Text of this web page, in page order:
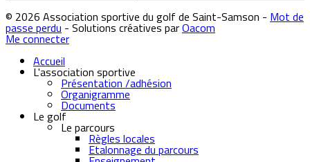
© 2026 Association sportive du golf de Saint-Samson - Mot de
passe perdu - Solutions créatives parOacom
Me connecter
Accueil
L'association sportive
Présentation /adhésion
Organigramme
Documents
Le golf
Le parcours
Règles locales
Etalonnage du parcours